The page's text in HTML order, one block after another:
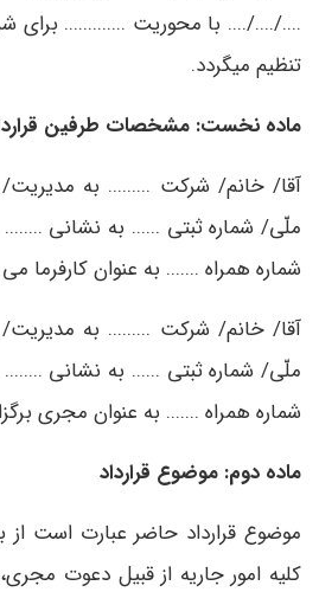
..../..../.... با محوریت ............. برای
تنظیم می­گردد.
ماده نخست: مشخصات طرفین
آقا/ خانم/ شرکت ......... به مدیریت/
ملّی/ شماره ثبتی ...... به نشانی
شماره همراه ....... به عنوان کارفرما
آقا/ خانم/ شرکت ......... به مدیریت/
ملّی/ شماره ثبتی ...... به نشانی
شماره همراه ....... به عنوان مجری
ماده دوم: موضوع قرارداد
موضوع قرارداد حاضر عبارت است از
کلیه امور جاریه از قبیل دعوت